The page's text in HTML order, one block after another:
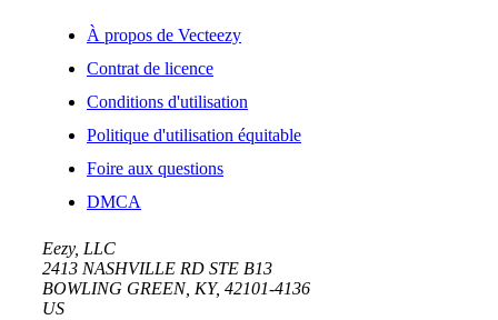
À propos de Vecteezy
Contrat de licence
Conditions d'utilisation
Politique d'utilisation équitable
Foire aux questions
DMCA
Eezy, LLC
2413 NASHVILLE RD STE B13
BOWLING GREEN, KY, 42101-4136
US